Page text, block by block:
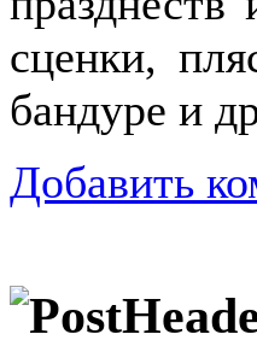
сценки,
бандуре и
Добавить